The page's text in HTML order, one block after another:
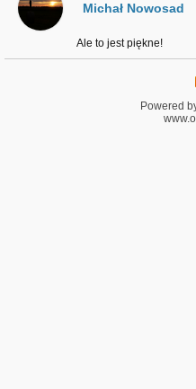
Michał Nowosad
Ale to jest piękne!
Powered